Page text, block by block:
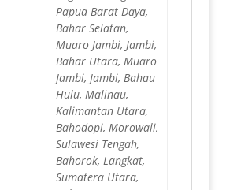
Papua Barat Daya,
Bahar Selatan,
Muaro Jambi, Jambi,
Bahar Utara, Muaro
Jambi, Jambi, Bahau
Hulu, Malinau,
Kalimantan Utara,
Bahodopi, Morowali,
Sulawesi Tengah,
Bahorok, Langkat,
Sumatera Utara,